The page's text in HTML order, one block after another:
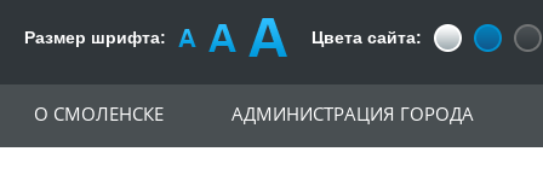
Размер шрифта: Цвета сайта:
О СМОЛЕНСКЕ АДМИНИСТРАЦИЯ ГОРОДА